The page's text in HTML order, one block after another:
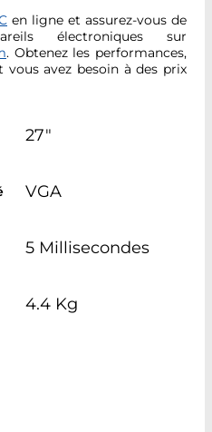
en ligne et assurez-vous de
électroniques sur
. Obtenez les performances,
avez besoin à des prix
27"
VGA
5 Millisecondes
4.4 Kg